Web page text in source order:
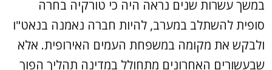
במשך עשרות שנים נראה היה כי טורקיה בחרה
סופית להשתלב במערב, להיות חברה נאמנה בנאט"ו
ולבקש את מקומה במשפחת העמים האירופית. אלא
שבעשורים האחרונים מתחולל במדינה תהליך הפוך